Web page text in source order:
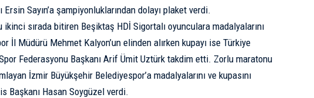
Sayın’a şampiyonluklarından dolayı plaket verdi.
sırada bitiren Beşiktaş HDİ Sigortalı oyunculara madalyalarını
İl Müdürü Mehmet Kalyon’un elinden alırken kupayı ise Türkiye
Federasyonu Başkanı Arif Ümit Uztürk takdim etti. Zorlu maratonu
İzmir Büyükşehir Belediyespor’a madalyalarını ve kupasını
Başkanı Hasan Soygüzel verdi.